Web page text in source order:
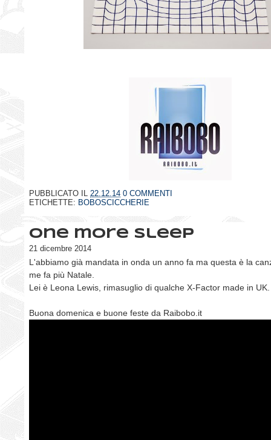
PUBBLICATO IL 22.12.14 0 COMMENTI
ETICHETTE: BOBOSCICCHERIE
One more sleep
21 dicembre 2014
L'abbiamo già mandata in onda un anno fa ma questa è la
me fa più Natale.
Lei è Leona Lewis, rimasuglio di qualche X-Factor made in UK.
Buona domenica e buone feste da Raibobo.it